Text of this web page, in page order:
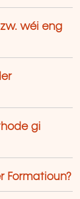
wéi eng
gi
Formatioun?